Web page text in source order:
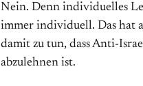
Nein. Denn individuelles
immer individuell. Das hat
damit zu tun, dass Anti-
abzulehnen ist.